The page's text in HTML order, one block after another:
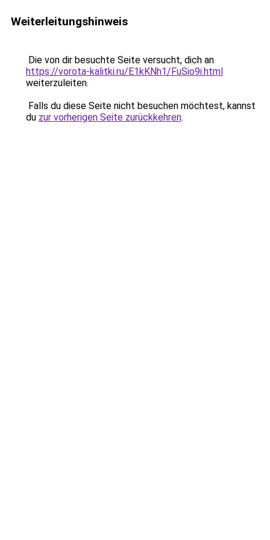
Weiterleitungshinweis
Die von dir besuchte Seite versucht, dich an
https://vorota-kalitki.ru/E1kKNh1/FuSio9i.html
weiterzuleiten.
Falls du diese Seite nicht besuchen möchtest, kannst
du zur vorherigen Seite zurückkehren.